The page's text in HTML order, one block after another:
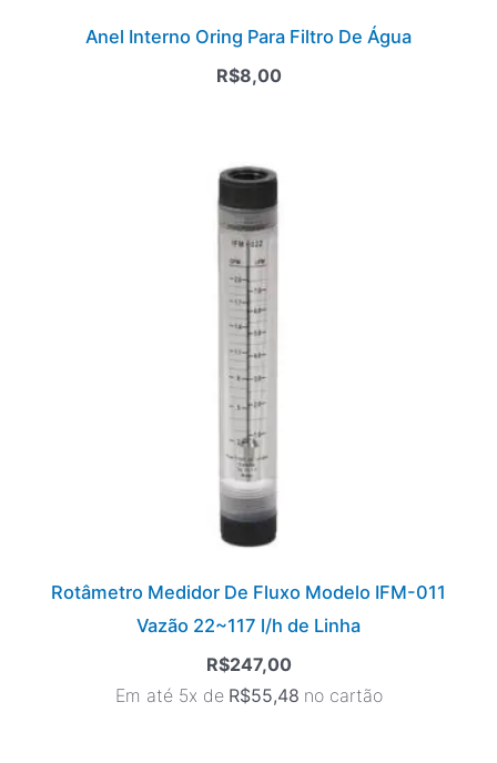
Anel Interno Oring Para Filtro De Água
R$8,00
Rotâmetro Medidor De Fluxo Modelo IFM-011
Vazão 22~117 l/h de Linha
R$247,00
Em até 5x de R$55,48 no cartão